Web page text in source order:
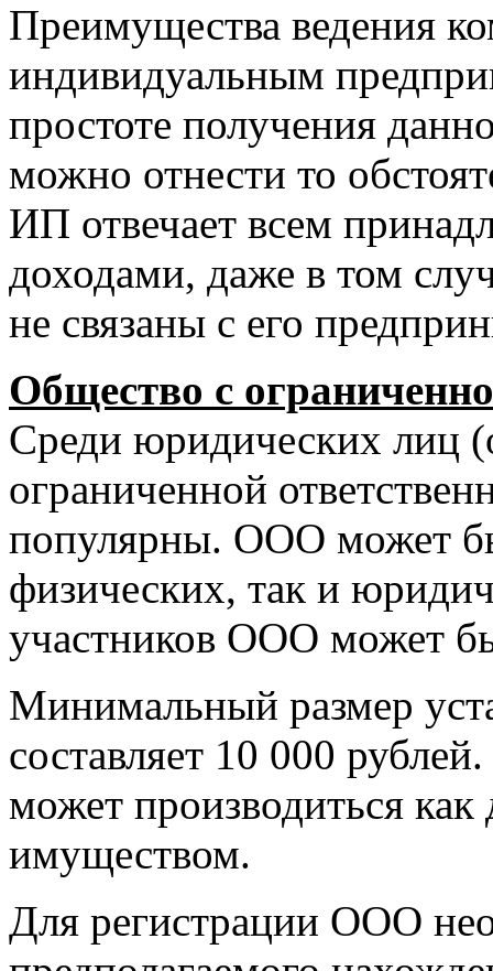
Преимущества ведения
индивидуальным
простоте получения
можно отнести то
ИП отвечает всем
доходами, даже в том
не связаны с его
Общество с
Среди юридических лиц
ограниченной
популярны. ООО может
физических, так и
участников ООО может
Минимальный размер
составляет 10 000
может производиться
имуществом.
Для регистрации ООО